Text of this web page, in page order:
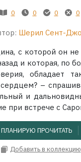
0 0 0 0
Шерил Сент-
с которой он
и которая, по
обладает
–
и
при встрече с
ПЛАНИРУЮ ПРОЧИТАТЬ
Добавить в коллекцию